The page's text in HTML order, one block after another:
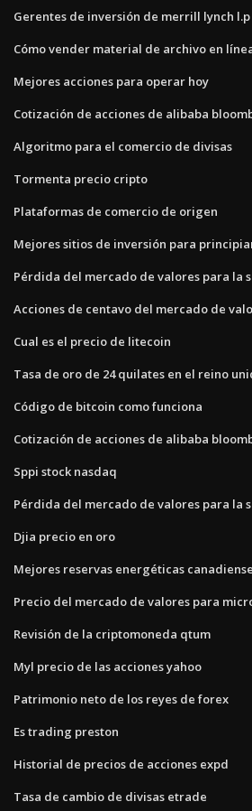
Gerentes de inversión de merrill lynch l.p
Cómo vender material de archivo en
Mejores acciones para operar hoy
Cotización de acciones de alibaba
Algoritmo para el comercio de divisas
Tormenta precio cripto
Plataformas de comercio de origen
Mejores sitios de inversión para
Pérdida del mercado de valores para la
Acciones de centavo del mercado de
Cual es el precio de litecoin
Tasa de oro de 24 quilates en el reino
Código de bitcoin como funciona
Cotización de acciones de alibaba
Sppi stock nasdaq
Pérdida del mercado de valores para la
Djia precio en oro
Mejores reservas energéticas
Precio del mercado de valores para
Revisión de la criptomoneda qtum
Myl precio de las acciones yahoo
Patrimonio neto de los reyes de forex
Es trading preston
Historial de precios de acciones expd
Tasa de cambio de divisas etrade